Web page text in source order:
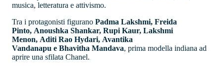
musica, letteratura e attivismo.
Tra i protagonisti figurano Padma Lakshmi, Freida
Pinto, Anoushka Shankar, Rupi Kaur, Lakshmi
Menon, Aditi Rao Hydari, Avantika
Vandanapu e Bhavitha Mandava, prima modella indiana ad
aprire una sfilata Chanel.